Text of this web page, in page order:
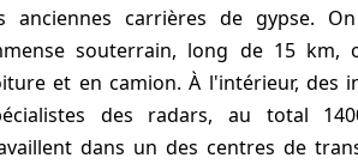
anciennes carrières de gypse.
souterrain, long de 15 km,
et en camion. À l'intérieur, des
des radars, au total
dans un des centres de